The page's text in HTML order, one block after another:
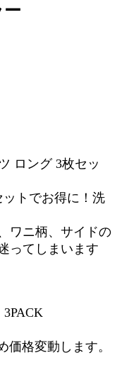
ー
ロング 3枚セッ
トでお得に！洗
ワニ柄、サイドの
ってしまいます
格変動します。